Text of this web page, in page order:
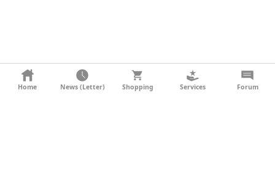
KONTAKT
Home News (Letter) Shopping Services Forum